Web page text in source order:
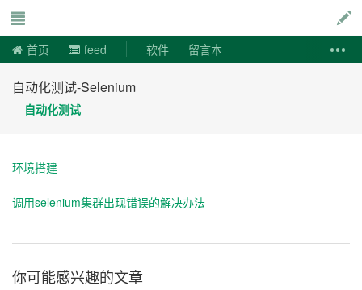
首页 feed 软件 留言本
自动化测试-Selenium
自动化测试
环境搭建
调用selenium集群出现错误的解决办法
你可能感兴趣的文章